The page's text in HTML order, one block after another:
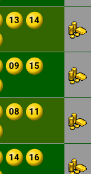
13
14
09
15
08
11
14
16